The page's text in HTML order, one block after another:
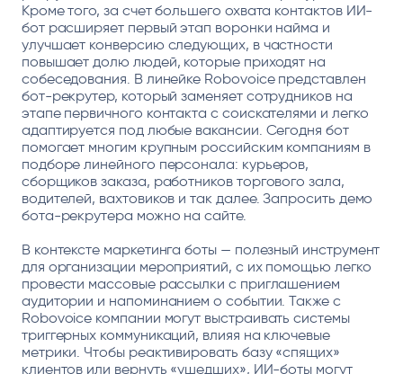
Кроме того, за счет большего охвата контактов ИИ-
бот расширяет первый этап воронки найма и
улучшает конверсию следующих, в частности
повышает долю людей, которые приходят на
собеседования. В линейке Robovoice представлен
бот-рекрутер, который заменяет сотрудников на
этапе первичного контакта с соискателями и легко
адаптируется под любые вакансии. Сегодня бот
помогает многим крупным российским компаниям в
подборе линейного персонала: курьеров,
сборщиков заказа, работников торгового зала,
водителей, вахтовиков и так далее. Запросить демо
бота-рекрутера можно на сайте.
В контексте маркетинга боты — полезный инструмент
для организации мероприятий, с их помощью легко
провести массовые рассылки с приглашением
аудитории и напоминанием о событии. Также с
Robovoice компании могут выстраивать системы
триггерных коммуникаций, влияя на ключевые
метрики. Чтобы реактивировать базу «спящих»
клиентов или вернуть «ушедших», ИИ-боты могут